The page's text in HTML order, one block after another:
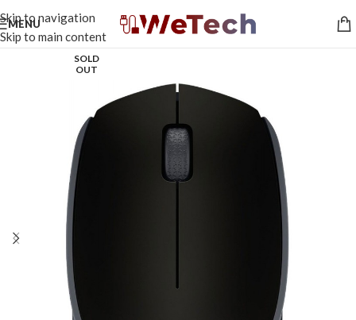
Skip to navigation
Skip to main content
MENU
SOLD
OUT